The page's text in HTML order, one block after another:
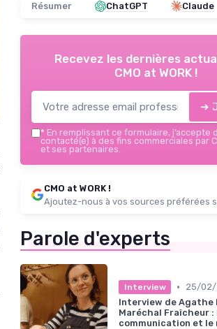
Résumer ChatGPT Claude
Recevez les dernières
CMO at WORK !
➔
* En remplissant ce formulaire, j’accepte
contacté(e) à des fins commerciales par
et ses partenaires.
CMO at WORK !
Ajoutez-nous à vos sources préférées
Parole d'experts
Interview •
25/02/
Interview de Agathe
Maréchal Fraîcheur :
communication et le